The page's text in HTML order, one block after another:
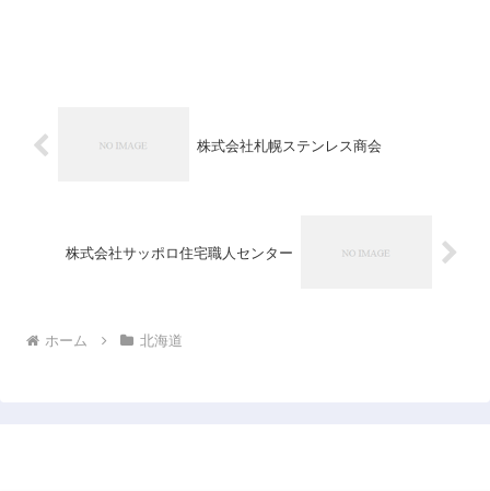
株式会社札幌ステンレス商会
株式会社サッポロ住宅職人センター
ホーム 北海道